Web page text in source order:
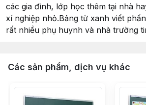
các gia đình, lớp học thêm tại nhà
xí nghiệp nhỏ.Bảng từ xanh viết
rất nhiều phụ huynh và nhà trường
Các sản phẩm, dịch vụ khác